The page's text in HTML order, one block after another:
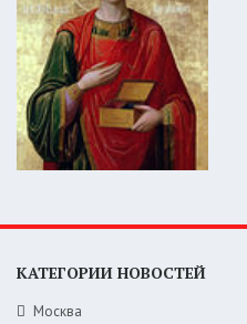
КАТЕГОРИИ НОВОСТЕЙ
Москва